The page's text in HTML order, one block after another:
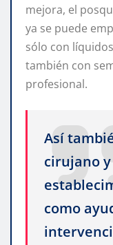
mejora, el
ya se puede
sólo con
también con
profesional.
Así
cirujano
como